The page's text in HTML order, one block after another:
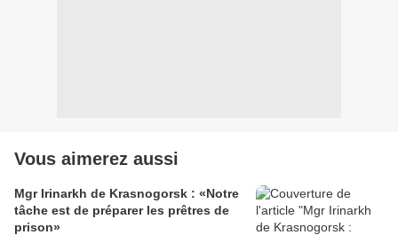
Vous aimerez aussi
Mgr Irinarkh de Krasnogorsk : «Notre
tâche est de préparer les prêtres de
prison»